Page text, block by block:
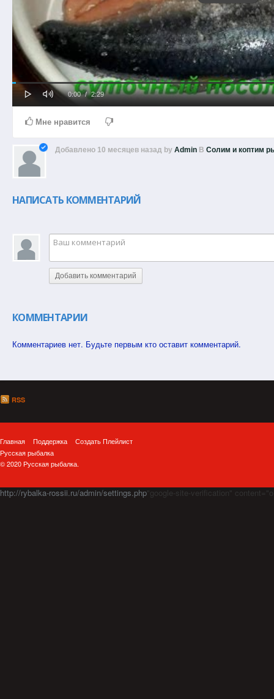
Mute
Current
0:00 / Duration
2:29
Мне нравится
Добавлено 10 месяцев назад byAdmin ВСолим и коптим
НАПИСАТЬ КОММЕНТАРИЙ
Добавить комментарий
КОММЕНТАРИИ
Комментариев нет. Будьте первым кто оставит комментарий.
RSS
Главная Поддержка
Создать Плейлист
Русская рыбалка
© 2020 Русская рыбалка.
http://rybalka-rossii.ru/admin/settings.php"google-site-verification"